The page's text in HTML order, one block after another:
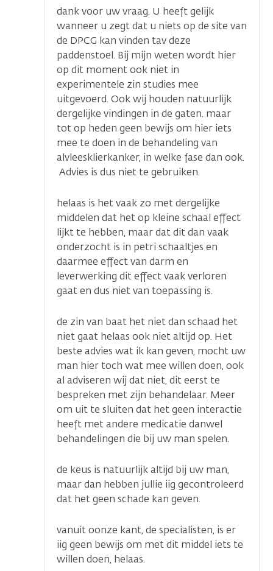
dank voor uw vraag. U heeft gelijk
wanneer u zegt dat u niets op de site van
de DPCG kan vinden tav deze
paddenstoel. Bij mijn weten wordt hier
op dit moment ook niet in
experimentele zin studies mee
uitgevoerd. Ook wij houden natuurlijk
dergelijke vindingen in de gaten. maar
tot op heden geen bewijs om hier iets
mee te doen in de behandeling van
alvleesklierkanker, in welke fase dan ook.
Advies is dus niet te gebruiken.
helaas is het vaak zo met dergelijke
middelen dat het op kleine schaal effect
lijkt te hebben, maar dat dit dan vaak
onderzocht is in petri schaaltjes en
daarmee effect van darm en
leverwerking dit effect vaak verloren
gaat en dus niet van toepassing is.
de zin van baat het niet dan schaad het
niet gaat helaas ook niet altijd op. Het
beste advies wat ik kan geven, mocht uw
man hier toch wat mee willen doen, ook
al adviseren wij dat niet, dit eerst te
bespreken met zijn behandelaar. Meer
om uit te sluiten dat het geen interactie
heeft met andere medicatie danwel
behandelingen die bij uw man spelen.
de keus is natuurlijk altijd bij uw man,
maar dan hebben jullie iig gecontroleerd
dat het geen schade kan geven.
vanuit oonze kant, de specialisten, is er
iig geen bewijs om met dit middel iets te
willen doen, helaas.